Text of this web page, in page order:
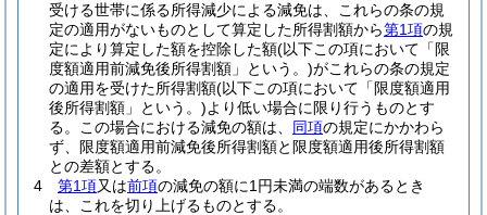
受ける世帯に係る所得減少による減免は、これらの条の規
定の適用がないものとして算定した所得割額から第1項の規
定により算定した額を控除した額(以下この項において「限
度額適用前減免後所得割額」という。)がこれらの条の規定
の適用を受けた所得割額(以下この項において「限度額適用
後所得割額」という。)より低い場合に限り行うものとす
る。
この場合における減免の額は、 同項の規定にかかわら
ず、限度額適用前減免後所得割額と限度額適用後所得割額
との差額とする。
4
第1項又は前項の減免の額に1円未満の端数があるとき
は、これを切り上げるものとする。